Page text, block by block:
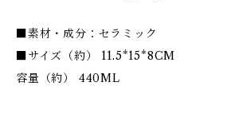
■素材・成分：セラミック
■サイズ（約） 11.5*15*8CM
容量（約） 440ML